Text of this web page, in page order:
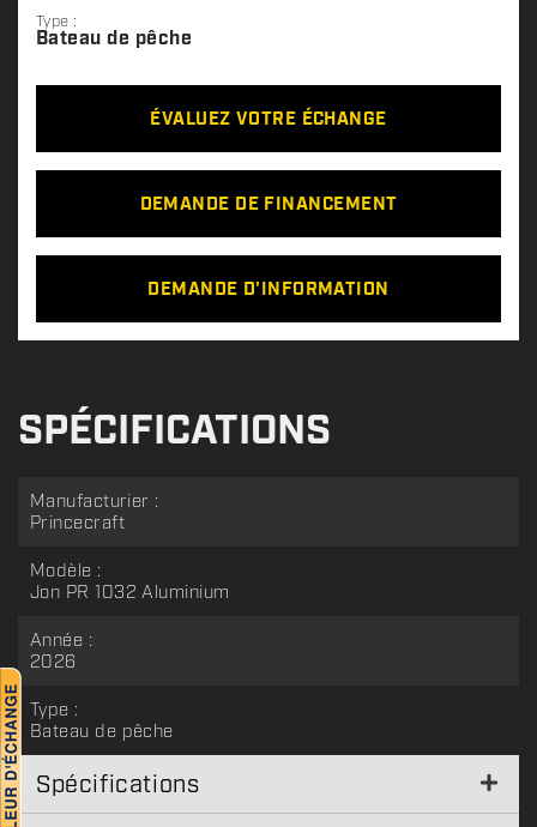
Type :
Bateau de pêche
ÉVALUEZ VOTRE ÉCHANGE
DEMANDE DE FINANCEMENT
DEMANDE D'INFORMATION
SPÉCIFICATIONS
Manufacturier :
Princecraft
Modèle :
Jon PR 1032 Aluminium
Année :
2026
Type :
Bateau de pêche
Spécifications